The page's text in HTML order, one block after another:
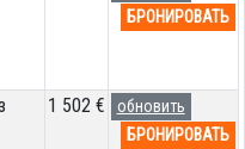
БРОНИРОВАТЬ
1 502 €
обновить
БРОНИРОВАТЬ